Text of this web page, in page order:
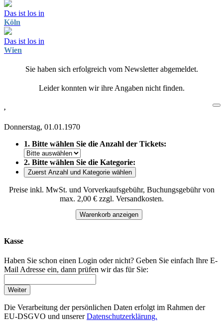
Das ist los in
Köln
Das ist los in
Wien
Sie haben sich erfolgreich vom Newsletter abgemeldet.
Leider konnten wir ihre Angaben nicht finden.
,
Donnerstag, 01.01.1970
1. Bitte wählen Sie die Anzahl der Tickets:
2. Bitte wählen Sie die Kategorie:
Zuerst Anzahl und Kategorie wählen
Preise inkl. MwSt. und Vorverkaufsgebühr, Buchungsgebühr von
max. 2,00 € zzgl. Versandkosten.
Warenkorb anzeigen
Kasse
Haben Sie schon einen Login oder nicht? Geben Sie einfach Ihre E-
Mail Adresse ein, dann prüfen wir das für Sie:
Weiter
Die Verarbeitung der persönlichen Daten erfolgt im Rahmen der
EU-DSGVO und unsererDatenschutzerklärung.